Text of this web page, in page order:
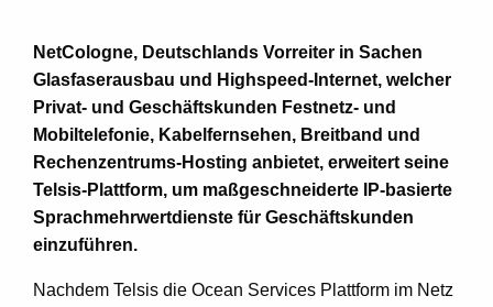
NetCologne, Deutschlands Vorreiter in Sachen
Glasfaserausbau und Highspeed-Internet, welcher
Privat- und Geschäftskunden Festnetz- und
Mobiltelefonie, Kabelfernsehen, Breitband und
Rechenzentrums-Hosting anbietet, erweitert seine
Telsis-Plattform, um maßgeschneiderte
IP-basierte
Sprachmehrwertdienste für Geschäftskunden
einzuführen.
Nachdem Telsis die Ocean Services Plattform im Netz